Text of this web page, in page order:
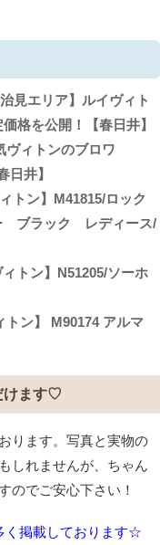
見エリア】ルイヴィト
格を公開！【春日井】
ヴィトンのブロワ
日井】
トン】M41815/ロック
ブラック レディース/
トン】N51205/ソーホ
トン】 M90174 アルマ
けます♡
ります。写真と実物の
しれませんが、ちゃん
のでご安心下さい！
く掲載しております☆